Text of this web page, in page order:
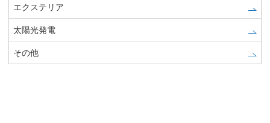
エクステリア
太陽光発電
その他